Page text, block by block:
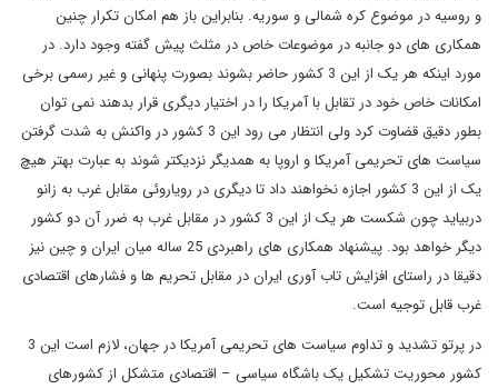
و روسیه در موضوع کره شمالی و سوریه. بنابراین باز هم امکان تکرار چنین
همکاری های دو جانبه در موضوعات خاص در مثلث پیش گفته وجود دارد. در
مورد اینکه هر یک از این 3 کشور حاضر بشوند بصورت پنهانی و غیر رسمی برخی
امکانات خاص خود در تقابل با آمریکا را در اختیار دیگری قرار بدهند نمی توان
بطور دقیق قضاوت کرد ولی انتظار می رود این 3 کشور در واکنش به شدت گرفتن
سیاست های تحریمی آمریکا و اروپا به همدیگر نزدیکتر شوند به عبارت بهتر هیچ
یک از این 3 کشور اجازه نخواهند داد تا دیگری در رویاروئی مقابل غرب به زانو
دربیاید چون شکست هر یک از این 3 کشور در مقابل غرب به ضرر آن دو کشور
دیگر خواهد بود. پیشنهاد همکاری های راهبردی 25 ساله میان ایران و چین نیز
دقیقا در راستای افزایش تاب آوری ایران در مقابل تحریم ها و فشارهای اقتصادی
غرب قابل توجیه است.
در پرتو تشدید و تداوم سیاست های تحریمی آمریکا در جهان، لازم است این 3
کشور محوریت تشکیل یک باشگاه سیاسی – اقتصادی متشکل از کشورهای